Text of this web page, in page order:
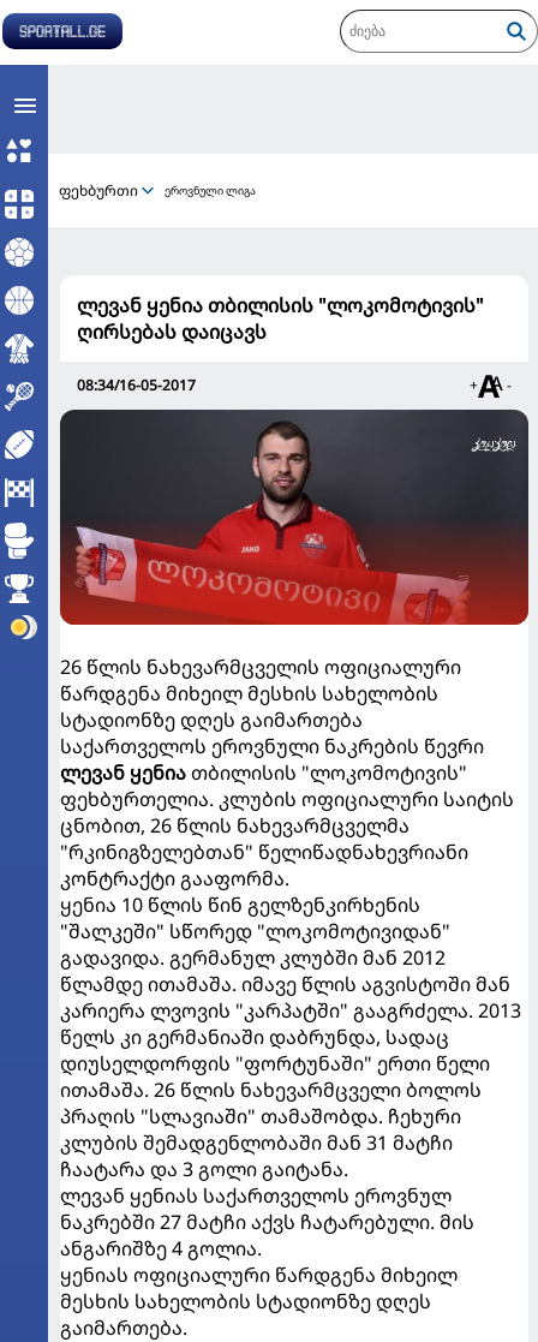
ფეხბურთი ეროვნული ლიგა
ლევან ყენია თბილისის "ლოკომოტივის"
ღირსებას დაიცავს
08:34/16-05-2017 + -
26 წლის ნახევარმცველის ოფიციალური
წარდგენა მიხეილ მესხის სახელობის
სტადიონზე დღეს გაიმართება
საქართველოს ეროვნული ნაკრების წევრი
ლევან ყენიათბილისის "ლოკომოტივის"
ფეხბურთელია. კლუბის ოფიციალური საიტის
ცნობით, 26 წლის ნახევარმცველმა
"რკინიგზელებთან" წელიწადნახევრიანი
კონტრაქტი გააფორმა.
ყენია 10 წლის წინ გელზენკირხენის
"შალკეში" სწორედ "ლოკომოტივიდან"
გადავიდა. გერმანულ კლუბში მან 2012
წლამდე ითამაშა. იმავე წლის აგვისტოში მან
კარიერა ლვოვის "კარპატში" გააგრძელა. 2013
წელს კი გერმანიაში დაბრუნდა, სადაც
დიუსელდორფის "ფორტუნაში" ერთი წელი
ითამაშა. 26 წლის ნახევარმცველი ბოლოს
პრაღის "სლავიაში" თამაშობდა. ჩეხური
კლუბის შემადგენლობაში მან 31 მატჩი
ჩაატარა და 3 გოლი გაიტანა.
ლევან ყენიას საქართველოს ეროვნულ
ნაკრებში 27 მატჩი აქვს ჩატარებული. მის
ანგარიშზე 4 გოლია.
ყენიას ოფიციალური წარდგენა მიხეილ
მესხის სახელობის სტადიონზე დღეს
გაიმართება.